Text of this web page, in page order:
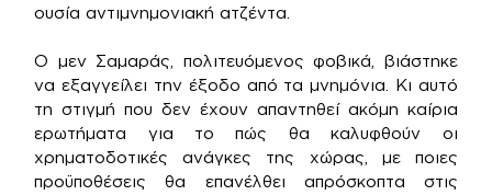
ουσία αντιμνημονιακή ατζέντα.
Ο μεν Σαμαράς, πολιτευόμενος φοβικά, βιάστηκε
να εξαγγείλει την έξοδο από τα μνημόνια. Κι αυτό
τη στιγμή που δεν έχουν απαντηθεί ακόμη καίρια
ερωτήματα για το πώς θα καλυφθούν οι
χρηματοδοτικές ανάγκες της χώρας, με ποιες
προϋποθέσεις θα επανέλθει απρόσκοπτα στις